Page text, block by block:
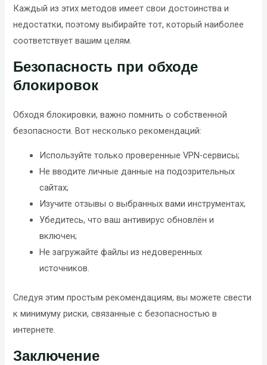
Каждый из этих методов имеет свои достоинства и
недостатки, поэтому выбирайте тот, который наиболее
соответствует вашим целям.
Безопасность при обходе
блокировок
Обходя блокировки, важно помнить о собственной
безопасности. Вот несколько рекомендаций:
Используйте только проверенные VPN-сервисы;
Не вводите личные данные на подозрительных
сайтах;
Изучите отзывы о выбранных вами инструментах;
Убедитесь, что ваш антивирус обновлён и
включен;
Не загружайте файлы из недоверенных
источников.
Следуя этим простым рекомендациям, вы можете свести
к минимуму риски, связанные с безопасностью в
интернете.
Заключение